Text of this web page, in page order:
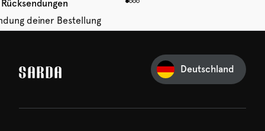
deiner Bestellung
14 Tagen.
erste Bestellung
Deutschland